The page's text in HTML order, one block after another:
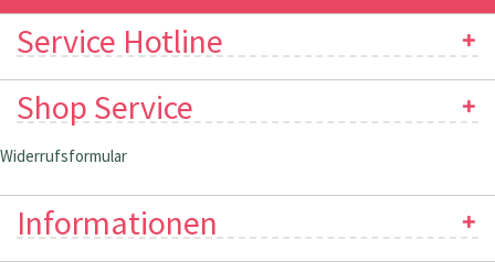
Service Hotline
Shop Service
Widerrufsformular
Informationen